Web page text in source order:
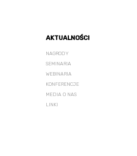
AKTUALNOŚCI
NAGRODY
SEMINARIA
WEBINARIA
KONFERENCJE
MEDIA O NAS
LINKI